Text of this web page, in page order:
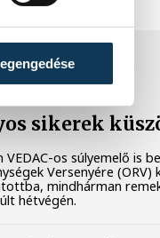
sikerek
VEDAC-os súlyemelő is
Versenyére (ORV)
mindhárman
hétvégén.